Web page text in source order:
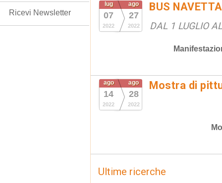
lug
07
2022
ago
27
2022
BUS
DAL 1 LUGLIO
ago
14
2022
ago
28
2022
Mostra di
Ultime ricerche
Ricevi Newsletter